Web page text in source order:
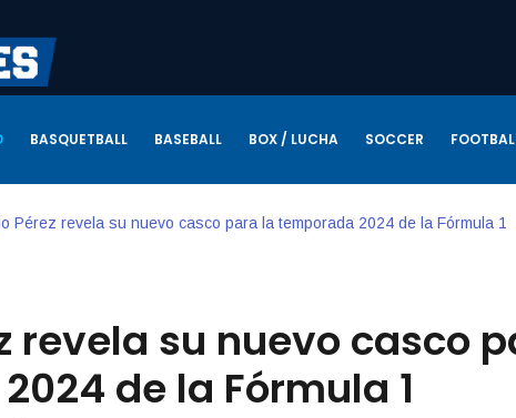
BASQUETBALL BASEBALL BOX / LUCHA SOCCER
Pérez revela su nuevo casco para la temporada 2024 de la Fórmula 1
revela su nuevo casco
de la Fórmula 1